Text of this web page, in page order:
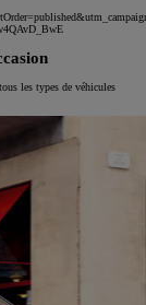
les types de véhicules